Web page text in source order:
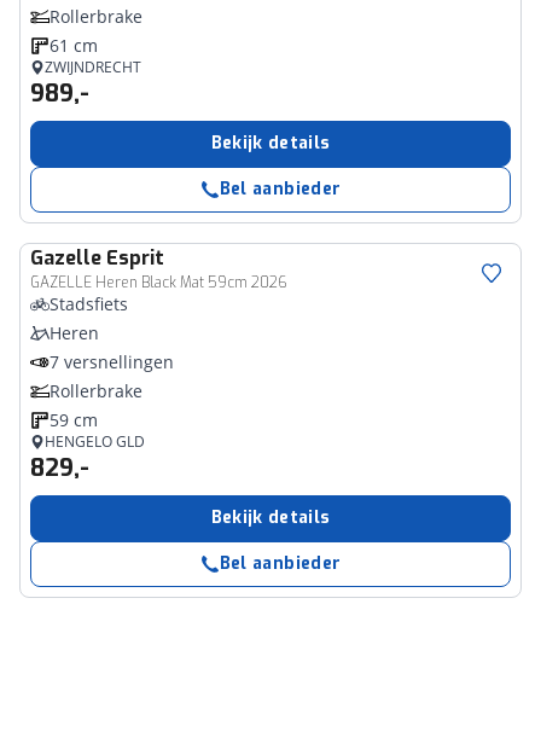
Rollerbrake
61 cm
ZWIJNDRECHT
989,-
Bekijk details
Bel aanbieder
Gazelle Esprit
GAZELLE Heren Black Mat 59cm 2026
Stadsfiets
Heren
7 versnellingen
Rollerbrake
59 cm
HENGELO GLD
829,-
Bekijk details
Bel aanbieder